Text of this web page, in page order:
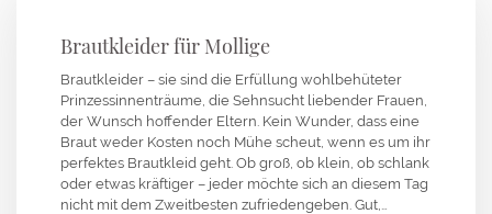
Brautkleider für Mollige
Brautkleider – sie sind die Erfüllung wohlbehüteter
Prinzessinnenträume, die Sehnsucht liebender Frauen,
der Wunsch hoffender Eltern. Kein Wunder, dass eine
Braut weder Kosten noch Mühe scheut, wenn es um ihr
perfektes Brautkleid geht. Ob groß, ob klein, ob schlank
oder etwas kräftiger – jeder möchte sich an diesem Tag
nicht mit dem Zweitbesten zufriedengeben. Gut,…